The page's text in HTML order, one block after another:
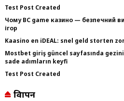
Test Post Created
Чому BC game казино — безпечний
ігор
Kaasino en iDEAL: snel geld storten
Mostbet giriş güncel sayfasında
sade adımların keyfi
Test Post Created
विज्ञापन